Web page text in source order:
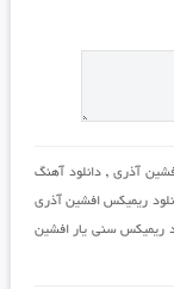
آذری ,دانلود آهنگ
ریمیکس افشین آذری
ریمیکس سنی یار افشین